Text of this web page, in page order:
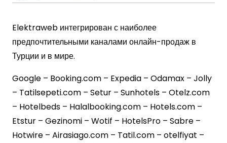
Elektraweb интегрирован с наиболее
предпочтительными каналами онлайн-продаж в
Турции и в мире.
Google – Booking.com – Expedia – Odamax – Jolly
– Tatilsepeti.com – Setur – Sunhotels – Otelz.com
– Hotelbeds – Halalbooking.com – Hotels.com –
Etstur – Gezinomi – Wotif – HotelsPro – Sabre –
Hotwire – Airasiago.com – Tatil.com – otelfiyat –